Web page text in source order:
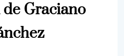
Graciano